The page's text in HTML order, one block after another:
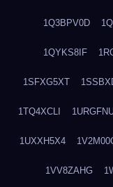
1Q3BPV0D
1QYKS8IF
1SFXG5XT
1TQ4XCLI
1UXXH5X4
1VV8ZAHG